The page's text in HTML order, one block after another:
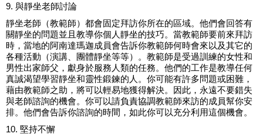
9. 與靜坐老師討論
靜坐老師（教範師）都會固定拜訪你所在的區域。他們會回答有
關靜坐的問題並且教導你個人靜坐的技巧。當教範師要前來拜訪
時，當地的阿南達瑪迦成員會告訴你教範師何時會來以及其它的
各種活動（演講、團體靜坐等等）。教範師是受過訓練的女性和
男性出家師父，獻身於服務人類的任務。他們的工作是教導任何
真誠渴望學習靜坐和靈性鍛鍊的人。你可能有許多問題或困難，
藉由教範師之助，將可以輕易地獲得解決。因此，永遠不要錯失
與老師諮詢的機會。你可以請負責協調教範師來訪的成員幫你安
排。他們會告訴你諮詢的時間，如此你可以充分利用這個機會。
10. 堅持不懈